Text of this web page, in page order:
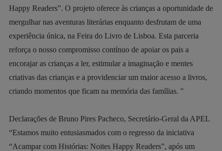
Happy Readers”. O projeto oferece às crianças a oportunidade de
mergulhar nas aventuras literárias enquanto desfrutam de uma
experiência única, na Feira do Livro de Lisboa. Esta parceria
reforça o nosso compromisso contínuo de apoiar os pais a
encorajar as crianças a ler, estimular a imaginação e mentes
criativas das crianças e a providenciar um maior acesso a livros,
criando momentos que ficam na memória das famílias. "
Declarações de Bruno Pires Pacheco, Secretário-Geral da APEL
“Estamos muito entusiasmados com o regresso da iniciativa
“Acampar com Histórias: Noites Happy Readers”, após um